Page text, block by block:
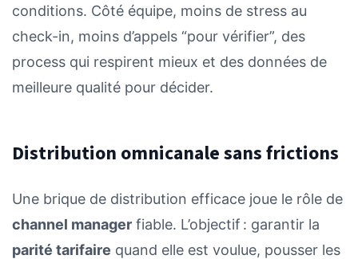
conditions. Côté équipe, moins de stress au
check-in, moins d’appels “pour vérifier”, des
process qui respirent mieux et des données de
meilleure qualité pour décider.
Distribution omnicanale sans frictions
Une brique de distribution efficace joue le rôle de
channel manager fiable. L’objectif : garantir la
parité tarifaire quand elle est voulue, pousser les